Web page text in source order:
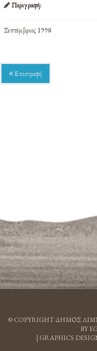
Περιγραφή:
Σεπτέμβριος 1998
Επιστροφή
© COPYRIGHT ΔΗΜΟΣ
BY
| GRAPHICS